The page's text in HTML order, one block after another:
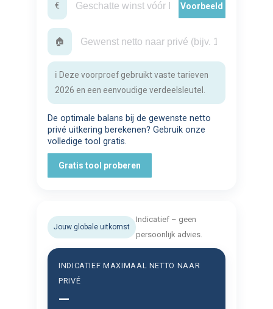
€ Voorbeeld
🏠
ℹ️ Deze voorproef gebruikt vaste tarieven
2026 en een eenvoudige verdeelsleutel.
De optimale balans bij de gewenste netto
privé uitkering berekenen? Gebruik onze
volledige tool gratis.
Gratis tool proberen
Jouw globale uitkomst
Indicatief – geen
persoonlijk advies.
INDICATIEF MAXIMAAL NETTO NAAR
PRIVÉ
—